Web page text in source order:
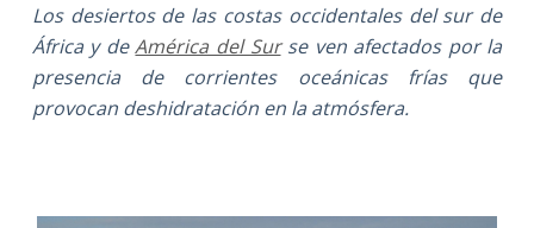
Los desiertos de las costas occidentales del sur de
África y deAmérica del Surse ven afectados por la
presencia de corrientes oceánicas frías que
provocan deshidratación en la atmósfera.